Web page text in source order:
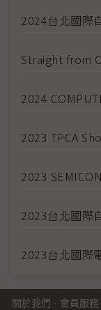
2024台北國際
Straight from
2024
2023 TPCA
2023
2023台北國際
2023台北國際
關於我們 · 會員服務